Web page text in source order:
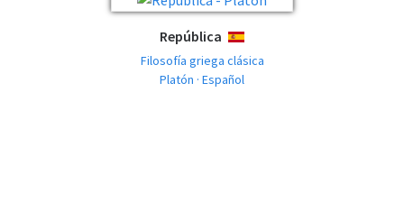
República ESPAÑOL
Filosofía griega clásica
Platón · Español